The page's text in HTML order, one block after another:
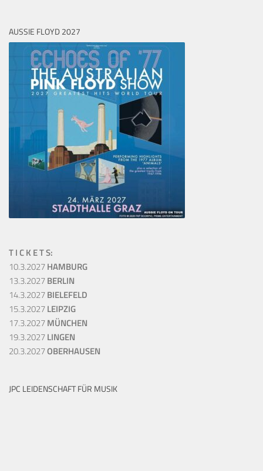
AUSSIE FLOYD 2027
T I C K E T S:
10.3.2027HAMBURG
13.3.2027BERLIN
14.3.2027BIELEFELD
15.3.2027LEIPZIG
17.3.2027MÜNCHEN
19.3.2027LINGEN
20.3.2027OBERHAUSEN
JPC LEIDENSCHAFT FÜR MUSIK